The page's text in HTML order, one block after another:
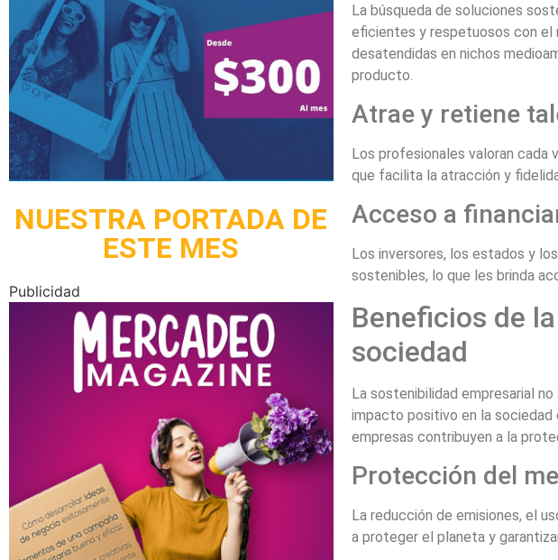
NUESTRA PORTADA DE
ESTE MES
Publicidad
La búsqueda de soluciones
eficientes y respetuosos con el
desatendidas en nichos
producto.
Atrae y retiene
Los profesionales valoran cada
que facilita la atracción y
Acceso a
Los inversores, los estados y
sostenibles, lo que les brinda
Beneficios de
sociedad
La sostenibilidad empresarial
impacto positivo en la sociedad
empresas contribuyen a la
Protección del
La reducción de emisiones, el
a proteger el planeta y